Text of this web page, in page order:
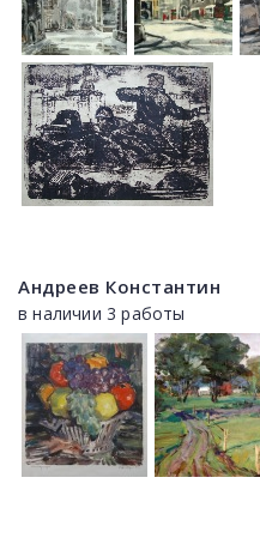
Андреев Константин
в наличии 3 работы